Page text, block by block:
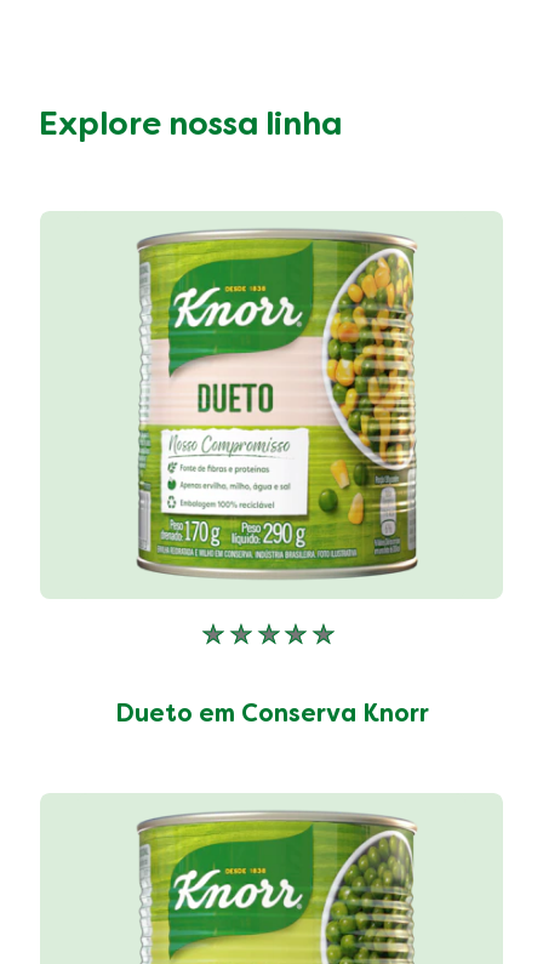
Explore nossa linha
Dueto em Conserva Knorr
Nenhuma
para